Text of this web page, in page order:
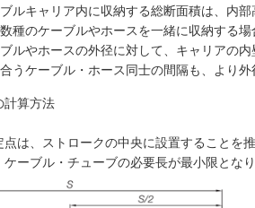
キャリア内に収納する総断面積は、内
のケーブルやホースを一緒に収納する
やホースの外径に対して、キャリアの
ケーブル・ホース同士の間隔も、より
計算方法
は、ストロークの中央に設置することを
ーブル・チューブの必要長が最小限とな